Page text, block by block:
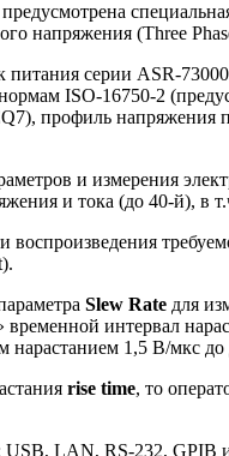
напряжения (Three
серии ASR-
ISO-16750-2
профиль напряжения
и измерения
и тока (до 40-й), в
Slew Rate для
временной интервал
1,5 В/мкс
rise time, то
LAN, RS-232, GPIB